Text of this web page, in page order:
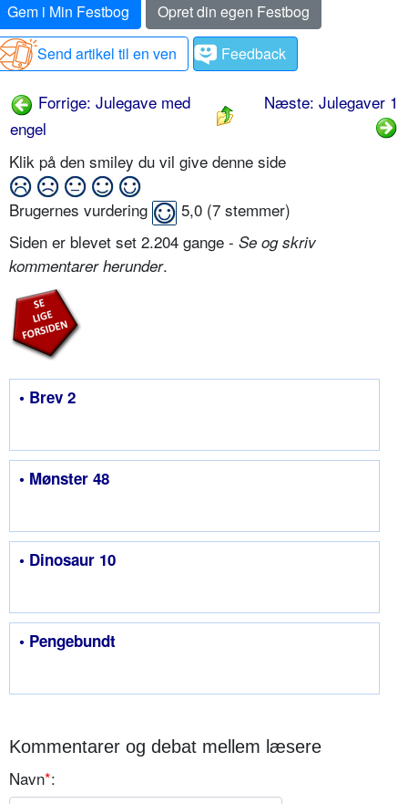
Gem i Min Festbog
Opret din egen Festbog
Send artikel til en ven
Feedback
Forrige: Julegave med
engel
Næste: Julegaver 1
Klik på den smiley du vil give denne side
Brugernes vurdering 5,0 (7 stemmer)
Siden er blevet set 2.204 gange - Se og skriv
kommentarer herunder.
• Brev 2
• Mønster 48
• Dinosaur 10
• Pengebundt
Kommentarer og debat mellem læsere
Navn*: